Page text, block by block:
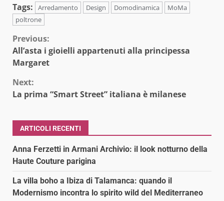
Tags:
Arredamento Design Domodinamica
MoMa
poltrone
Continue
Reading
Previous:
All’asta i gioielli appartenuti alla principessa
Margaret
Next:
La prima “Smart Street” italiana è milanese
ARTICOLI RECENTI
Anna Ferzetti in Armani Archivio: il look notturno della
Haute Couture parigina
La villa boho a Ibiza di Talamanca: quando il
Modernismo incontra lo spirito wild del Mediterraneo